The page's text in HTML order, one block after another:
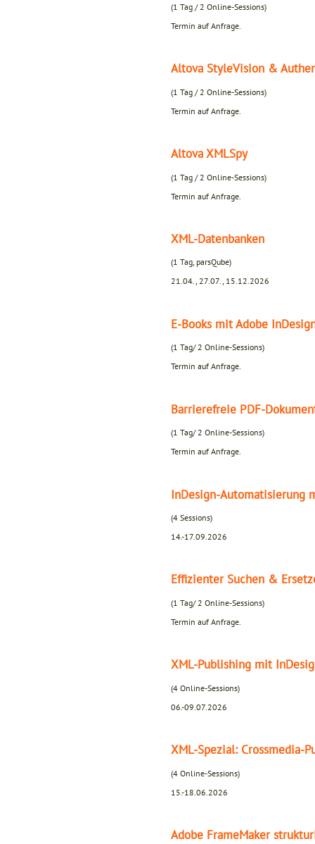
(1 Tag / 2 Online-Sessions)
Termin auf Anfrage.
Altova StyleVision &
(1 Tag / 2 Online-Sessions)
Termin auf Anfrage.
Altova XMLSpy
(1 Tag / 2 Online-Sessions)
Termin auf Anfrage.
XML-Datenbanken
(1 Tag, parsQube)
21.04., 27.07., 15.12.2026
E-Books mit Adobe
(1 Tag/ 2 Online-Sessions)
Termin auf Anfrage.
Barrierefreie PDF-
(1 Tag/ 2 Online-Sessions)
Termin auf Anfrage.
InDesign-Automatisierung
(4 Sessions)
14.-17.09.2026
Effizienter Suchen &
(1 Tag/ 2 Online-Sessions)
Termin auf Anfrage.
XML-Publishing mit
(4 Online-Sessions)
06.-09.07.2026
XML-Spezial: Crossmedia-
(4 Online-Sessions)
15.-18.06.2026
Adobe FrameMaker